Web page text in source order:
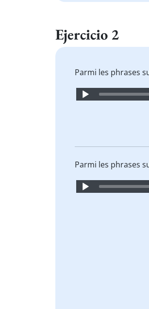
Ejercicio 2
Parmi les phrases
Audio
Parmi les phrases
Audio